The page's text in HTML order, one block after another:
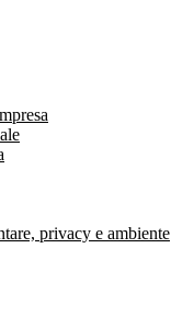
privacy e ambiente